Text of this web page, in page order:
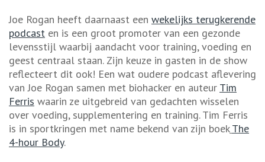
Joe Rogan heeft daarnaast een wekelijks terugkerende
podcast en is een groot promoter van een gezonde
levensstijl waarbij aandacht voor training, voeding en
geest centraal staan. Zijn keuze in gasten in de show
reflecteert dit ook! Een wat oudere podcast aflevering
van Joe Rogan samen met biohacker en auteur Tim
Ferris waarin ze uitgebreid van gedachten wisselen
over voeding, supplementering en training. Tim Ferris
is in sportkringen met name bekend van zijn boek The
4-hour Body.